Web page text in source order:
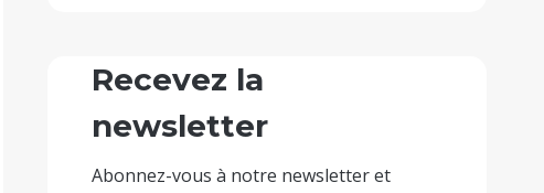
Recevez la
newsletter
Abonnez-vous à notre newsletter et